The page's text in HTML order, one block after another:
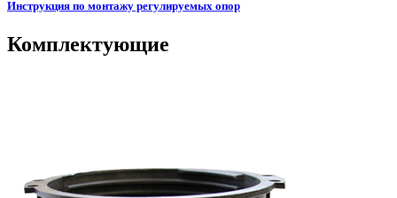
Инструкция по монтажу регулируемых опор
Комплектующие